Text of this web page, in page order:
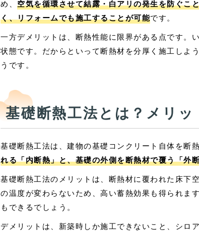
め、 空気を循環させて結露・白アリの発生を防ぐこ
く、リフォームでも施工することが可能です。
一方デメリットは、断熱性能に限界がある点です。
状態です。だからといって断熱材を分厚く施工しよ
うです。
基礎断熱工法とは？メリ
基礎断熱工法は、建物の基礎コンクリート自体を断
れる「内断熱」と、基礎の外側を断熱材で覆う「外
基礎断熱工法のメリットは、断熱材に覆われた床下
の温度が変わらないため、高い蓄熱効果も得られま
もできるでしょう。
デメリットは、新築時しか施工できないこと、シロ